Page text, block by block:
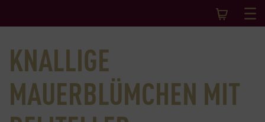
KNALLIGE
MAUERBLÜMCHEN MIT